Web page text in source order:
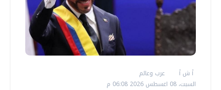
أ ش أ
عرب وعالم
السبت، 08 اغسطس 2026 06:08 م